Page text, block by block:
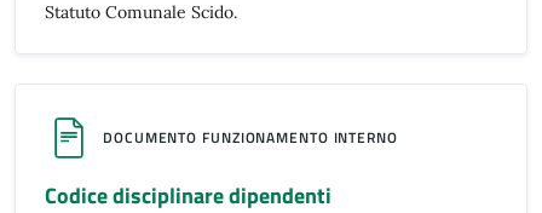
Statuto Comunale Scido.
DOCUMENTO FUNZIONAMENTO INTERNO
Codice disciplinare dipendenti